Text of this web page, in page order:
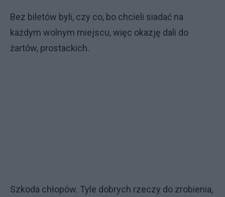
Bez biletów byli, czy co, bo chcieli siadać na
każdym wolnym miejscu, więc okazję dali do
żartów, prostackich.
Szkoda chłopów. Tyle dobrych rzeczy do zrobienia,